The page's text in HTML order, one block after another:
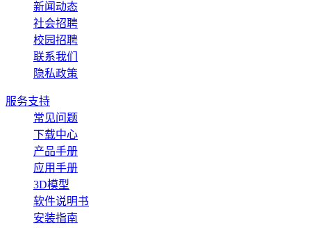
新闻动态
社会招聘
校园招聘
联系我们
隐私政策
服务支持
常见问题
下载中心
产品手册
应用手册
3D模型
软件说明书
安装指南